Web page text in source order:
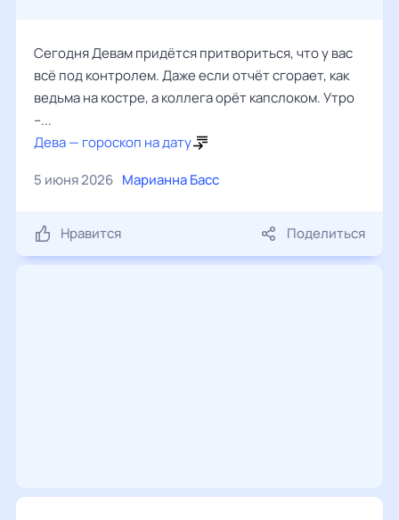
Сегодня Девам придётся притвориться, что у вас
всё под контролем. Даже если отчёт сгорает, как
ведьма на костре, а коллега орёт капслоком. Утро
–...
Дева — гороскоп на дату
5 июня 2026 Марианна Басс
Нравится Поделиться